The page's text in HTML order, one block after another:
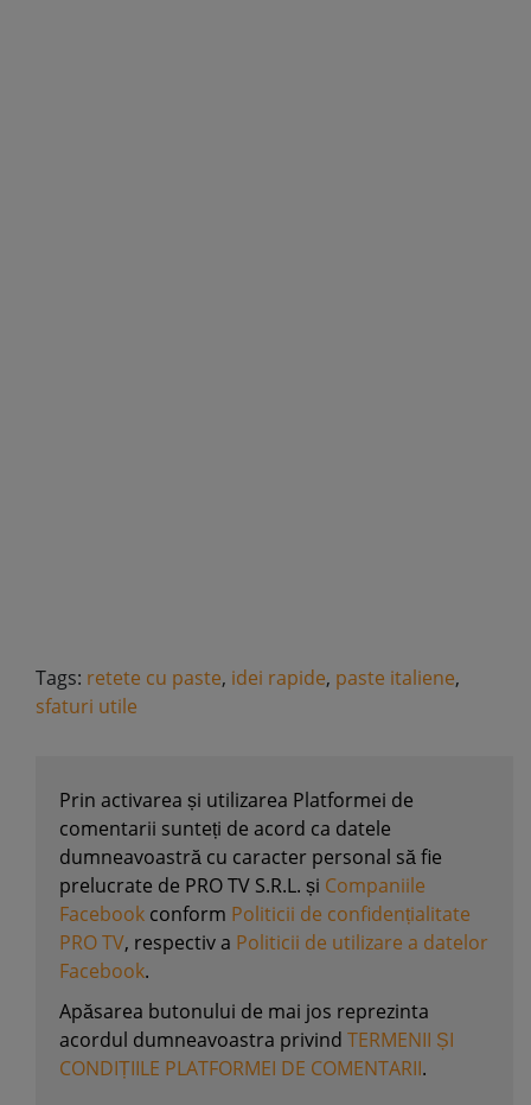
Tags: retete cu paste, idei rapide, paste italiene,
sfaturi utile
Prin activarea și utilizarea Platformei de
comentarii sunteți de acord ca datele
dumneavoastră cu caracter personal să fie
prelucrate de PRO TV S.R.L. și Companiile
Facebook conform Politicii de confidențialitate
PRO TV, respectiv a Politicii de utilizare a datelor
Facebook.
Apăsarea butonului de mai jos reprezinta
acordul dumneavoastra privind TERMENII ȘI
CONDIȚIILE PLATFORMEI DE COMENTARII.